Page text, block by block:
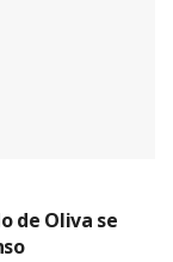
de Oliva se